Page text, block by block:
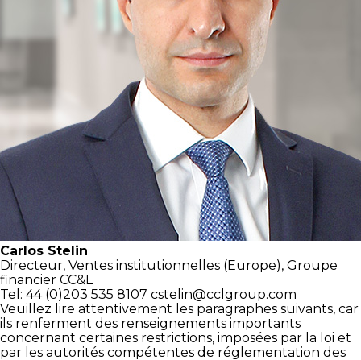
Carlos Stelin
Directeur, Ventes institutionnelles (Europe), Groupe
financier CC&L
Tel: 44 (0)203 535 8107 cstelin@cclgroup.com
Veuillez lire attentivement les paragraphes suivants, car
ils renferment des renseignements importants
concernant certaines restrictions, imposées par la loi et
par les autorités compétentes de réglementation des